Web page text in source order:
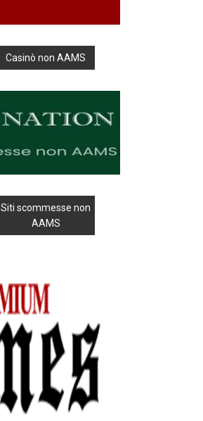
Casinò non AAMS
Siti scommesse non
AAMS